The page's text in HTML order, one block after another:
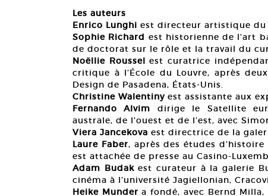
Les auteurs
Enrico Lunghi est directeur artistique du
Sophie Richard est historienne de l’art
de doctorat sur le rôle et la travail du
Noëllie Roussel est curatrice
critique à l’École du Louvre, après
Design de Pasadena, États-Unis.
Christine Walentiny est assistante aux
Fernando Alvim dirige le Satellite
australe, de l’ouest et de l’est, avec
Viera Jancekova est directrice de la
Laure Faber, après des études
est attachée de presse au Casino-
Adam Budakest curateur à la galerie
cinéma à l’université Jagiellonian,
Heike Munder a fondé, avec Bernd